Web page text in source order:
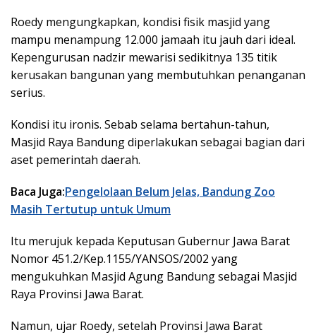
Roedy mengungkapkan, kondisi fisik masjid yang
mampu menampung 12.000 jamaah itu jauh dari ideal.
Kepengurusan nadzir mewarisi sedikitnya 135 titik
kerusakan bangunan yang membutuhkan penanganan
serius.
Kondisi itu ironis. Sebab selama bertahun-tahun,
Masjid Raya Bandung diperlakukan sebagai bagian dari
aset pemerintah daerah.
Baca Juga:Pengelolaan Belum Jelas, Bandung Zoo
Masih Tertutup untuk Umum
Itu merujuk kepada Keputusan Gubernur Jawa Barat
Nomor 451.2/Kep.1155/YANSOS/2002 yang
mengukuhkan Masjid Agung Bandung sebagai Masjid
Raya Provinsi Jawa Barat.
Namun, ujar Roedy, setelah Provinsi Jawa Barat